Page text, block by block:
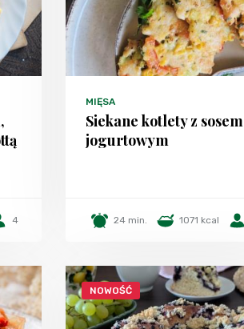
4
MIĘSA
Siekane kotlety z sosem
jogurtowym
24 min. 1071 kcal
NOWOŚĆ